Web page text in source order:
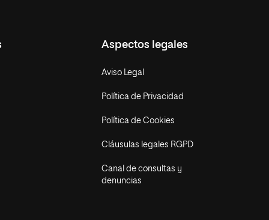
Aspectos legales
Aviso Legal
Política de Privacidad
Política de Cookies
Cláusulas legales RGPD
Canal de consultas y
denuncias